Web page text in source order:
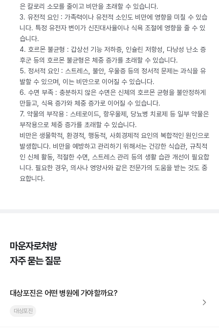
은 칼로리 소모를 줄이고 비만을 초래할 수 있습니다.
3. 유전적 요인 : 가족력이나 유전적 소인도 비만에 영향을 미칠 수 있습
니다. 특정 유전자 변이가 신진대사율이나 식욕 조절에 영향을 줄 수 있
습니다.
4. 호르몬 불균형 : 갑상선 기능 저하증, 인슐린 저항성, 다낭성 난소 증
후군 등의 호르몬 불균형은 체중 증가를 초래할 수 있습니다.
5. 정서적 요인 : 스트레스, 불안, 우울증 등의 정서적 문제는 과식을 유
발할 수 있으며, 이는 비만으로 이어질 수 있습니다.
6. 수면 부족 : 충분하지 않은 수면은 신체의 호르몬 균형을 불안정하게
만들고, 식욕 증가와 체중 증가로 이어질 수 있습니다.
7. 약물의 부작용 : 스테로이드, 항우울제, 당뇨병 치료제 등 일부 약물은
부작용으로 체중 증가를 초래할 수 있습니다.
비만은 생물학적, 환경적, 행동적, 사회경제적 요인의 복합적인 원인으로
발생합니다. 비만을 예방하고 관리하기 위해서는 건강한 식습관, 규칙적
인 신체 활동, 적절한 수면, 스트레스 관리 등의 생활 습관 개선이 필요합
니다. 필요한 경우, 의사나 영양사와 같은 전문가의 도움을 받는 것도 중
요합니다.
마운자로처방
자주 묻는 질문
대상포진은 어떤 병원에 가야할까요?
대상포진